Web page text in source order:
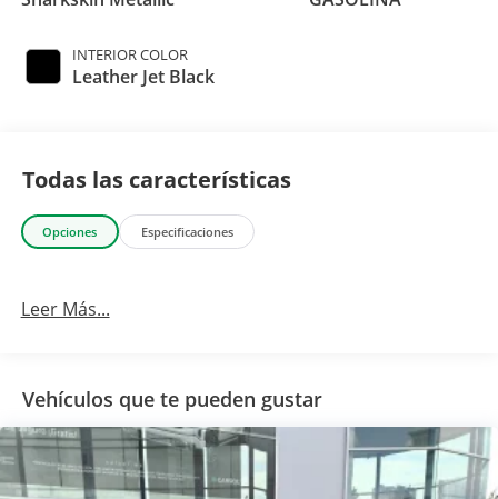
INTERIOR COLOR
Leather Jet Black
Todas las características
Opciones Especificaciones
Leer Más...
Vehículos que te pueden gustar